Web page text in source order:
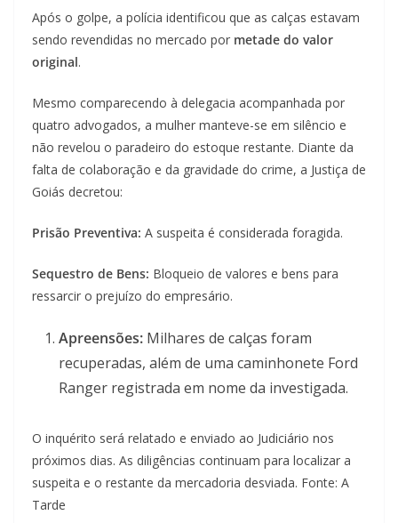
Após o golpe, a polícia identificou que as calças estavam
sendo revendidas no mercado por metade do valor
original.
Mesmo comparecendo à delegacia acompanhada por
quatro advogados, a mulher manteve-se em silêncio e
não revelou o paradeiro do estoque restante. Diante da
falta de colaboração e da gravidade do crime, a Justiça de
Goiás decretou:
Prisão Preventiva: A suspeita é considerada foragida.
Sequestro de Bens: Bloqueio de valores e bens para
ressarcir o prejuízo do empresário.
Apreensões: Milhares de calças foram
recuperadas, além de uma caminhonete Ford
Ranger registrada em nome da investigada.
O inquérito será relatado e enviado ao Judiciário nos
próximos dias. As diligências continuam para localizar a
suspeita e o restante da mercadoria desviada. Fonte: A
Tarde